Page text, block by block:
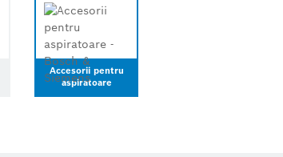
Accesorii pentru
aspiratoare